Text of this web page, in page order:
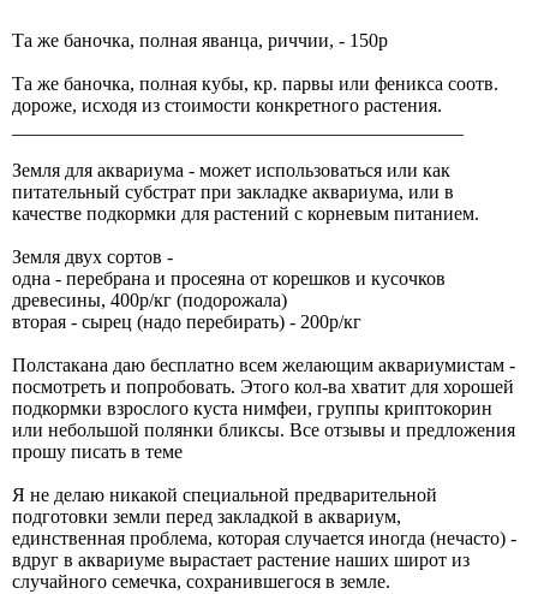
Та же баночка, полная яванца, риччии, - 150р
Та же баночка, полная кубы, кр. парвы или феникса соотв.
дороже, исходя из стоимости конкретного растения.
Земля для аквариума - может использоваться или как
питательный субстрат при закладке аквариума, или в
качестве подкормки для растений с корневым питанием.
Земля двух сортов -
одна - перебрана и просеяна от корешков и кусочков
древесины, 400р/кг (подорожала)
вторая - сырец (надо перебирать) - 200р/кг
Полстакана даю бесплатно всем желающим аквариумистам -
посмотреть и попробовать. Этого кол-ва хватит для хорошей
подкормки взрослого куста нимфеи, группы криптокорин
или небольшой полянки бликсы. Все отзывы и предложения
прошу писать в теме
Я не делаю никакой специальной предварительной
подготовки земли перед закладкой в аквариум,
единственная проблема, которая случается иногда (нечасто) -
вдруг в аквариуме вырастает растение наших широт из
случайного семечка, сохранившегося в земле.